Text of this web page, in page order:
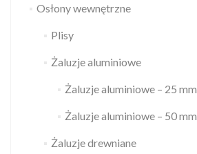
Osłony wewnętrzne
Plisy
Żaluzje aluminiowe
Żaluzje aluminiowe – 25 mm
Żaluzje aluminiowe – 50 mm
Żaluzje drewniane